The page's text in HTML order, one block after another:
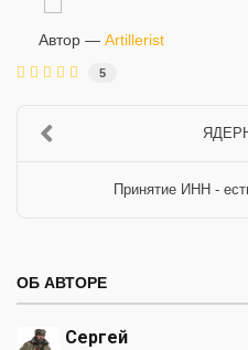
Автор — Artillerist
5
Принятие ИНН -
ОБ АВТОРЕ
Сергей